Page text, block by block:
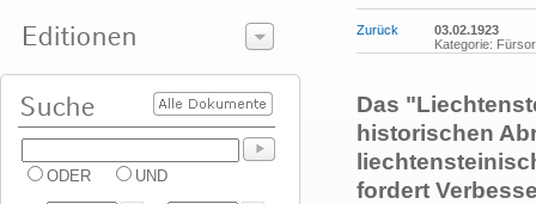
ODER UND
Zurück
03.02.1923
Kategorie:
Das
historischen
fordert